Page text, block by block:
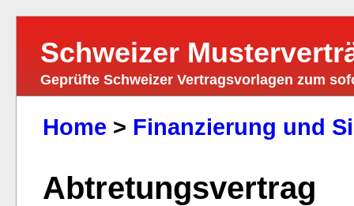
Schweizer
Geprüfte Schweizer Vertragsvorlagen zum
Home > Finanzierung und
Abtretungsvertrag